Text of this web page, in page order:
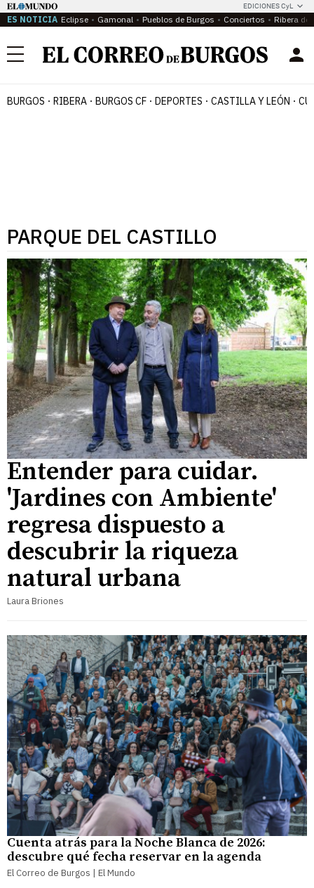
EDICIONES CyL
ES NOTICIA Eclipse Gamonal Pueblos de Burgos Conciertos Ribera del
Menú
BURGOS RIBERA BURGOS CF DEPORTES CASTILLA Y LEÓN
PARQUE DEL CASTILLO
Entender para cuidar.
'Jardines con Ambiente'
regresa dispuesto a
descubrir la riqueza
natural urbana
Laura Briones
Cuenta atrás para la Noche Blanca de 2026:
descubre qué fecha reservar en la agenda
El Correo de Burgos | El Mundo